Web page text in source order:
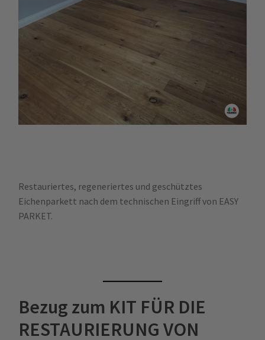
Restauriertes, regeneriertes und geschütztes
Eichenparkett nach dem technischen Eingriff von EASY
PARKET.
Bezug zum KIT FÜR DIE
RESTAURIERUNG VON